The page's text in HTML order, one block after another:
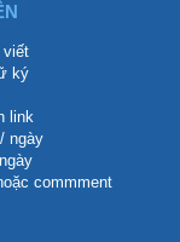
viết
ký
link
ngày
commment